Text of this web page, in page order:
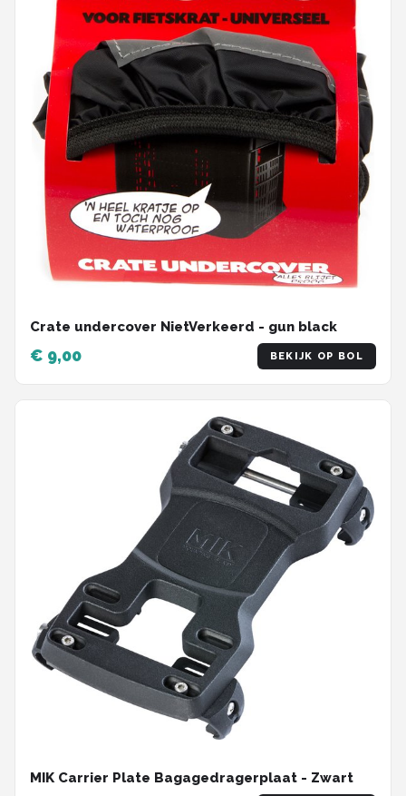
Crate undercover NietVerkeerd - gun black
€ 9,00 BEKIJK OP BOL
MIK Carrier Plate Bagagedragerplaat - Zwart